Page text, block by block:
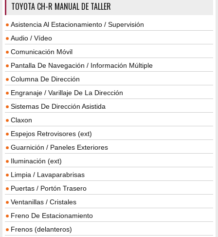
TOYOTA CH-R MANUAL DE TALLER
Asistencia Al Estacionamiento / Supervisión
Audio / Vídeo
Comunicación Móvil
Pantalla De Navegación / Información Múltiple
Columna De Dirección
Engranaje / Varillaje De La Dirección
Sistemas De Dirección Asistida
Claxon
Espejos Retrovisores (ext)
Guarnición / Paneles Exteriores
Iluminación (ext)
Limpia / Lavaparabrisas
Puertas / Portón Trasero
Ventanillas / Cristales
Freno De Estacionamiento
Frenos (delanteros)